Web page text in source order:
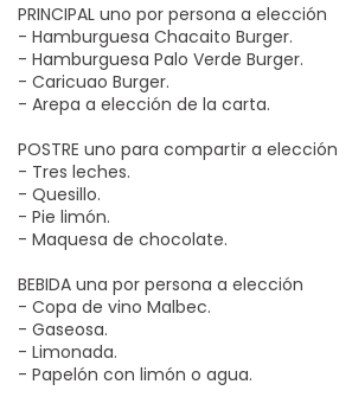
PRINCIPAL uno por persona a elección
- Hamburguesa Chacaito Burger.
- Hamburguesa Palo Verde Burger.
- Caricuao Burger.
- Arepa a elección de la carta.
POSTRE uno para compartir a elección
- Tres leches.
- Quesillo.
- Pie limón.
- Maquesa de chocolate.
BEBIDA una por persona a elección
- Copa de vino Malbec.
- Gaseosa.
- Limonada.
- Papelón con limón o agua.